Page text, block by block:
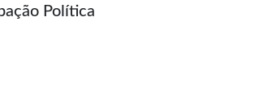
Política